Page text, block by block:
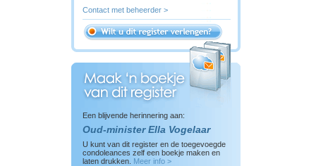
Contact met beheerder >
Een blijvende herinnering aan:
Oud-minister Ella Vogelaar
U kunt van dit register en de toegevoegde
condoleances zelf een boekje maken en
laten drukken. Meer info >